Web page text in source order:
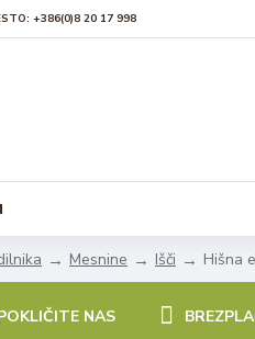
+386(0)8 20 17 998
Mesnine Išči Hišna
NAS